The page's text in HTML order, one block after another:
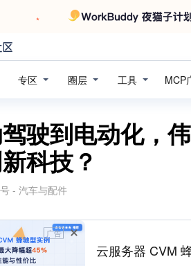
专区 圈层 工具 MCP
驶到电动化，
科技？
- 汽车与配件
广告
云服务器 CVM